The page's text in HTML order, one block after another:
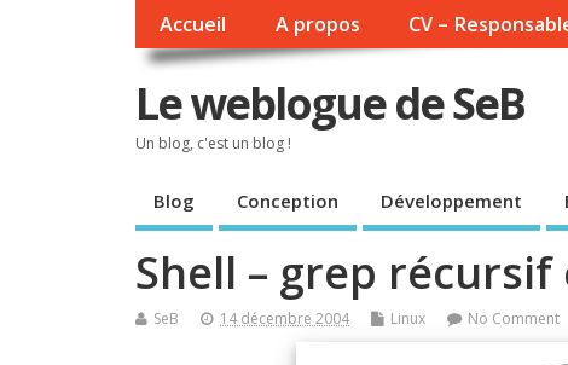
Accueil A propos CV –
Le weblogue de SeB
Un blog, c'est un blog !
Blog Conception Développement
Shell – grep
SeB 14 décembre 2004 Linux No Comment